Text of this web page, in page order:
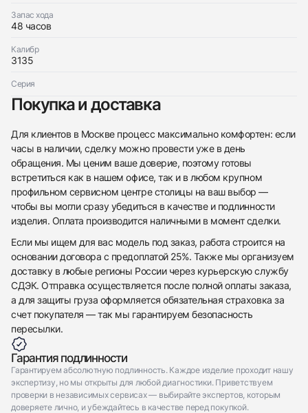
Запас хода
48 часов
Калибр
3135
Серия
Покупка и доставка
Для клиентов в Москве процесс максимально комфортен: если
часы в наличии, сделку можно провести уже в день
обращения. Мы ценим ваше доверие, поэтому готовы
встретиться как в нашем офисе, так и в любом крупном
профильном сервисном центре столицы на ваш выбор —
чтобы вы могли сразу убедиться в качестве и подлинности
изделия. Оплата производится наличными в момент сделки.
Если мы ищем для вас модель под заказ, работа строится на
основании договора с предоплатой 25%. Также мы организуем
доставку в любые регионы России через курьерскую службу
СДЭК. Отправка осуществляется после полной оплаты заказа,
а для защиты груза оформляется обязательная страховка за
счет покупателя — так мы гарантируем безопасность
пересылки.
Гарантия подлинности
Гарантируем абсолютную подлинность. Каждое изделие проходит нашу
экспертизу, но мы открыты для любой диагностики. Приветствуем
проверки в независимых сервисах — выбирайте экспертов, которым
доверяете лично, и убеждайтесь в качестве перед покупкой.